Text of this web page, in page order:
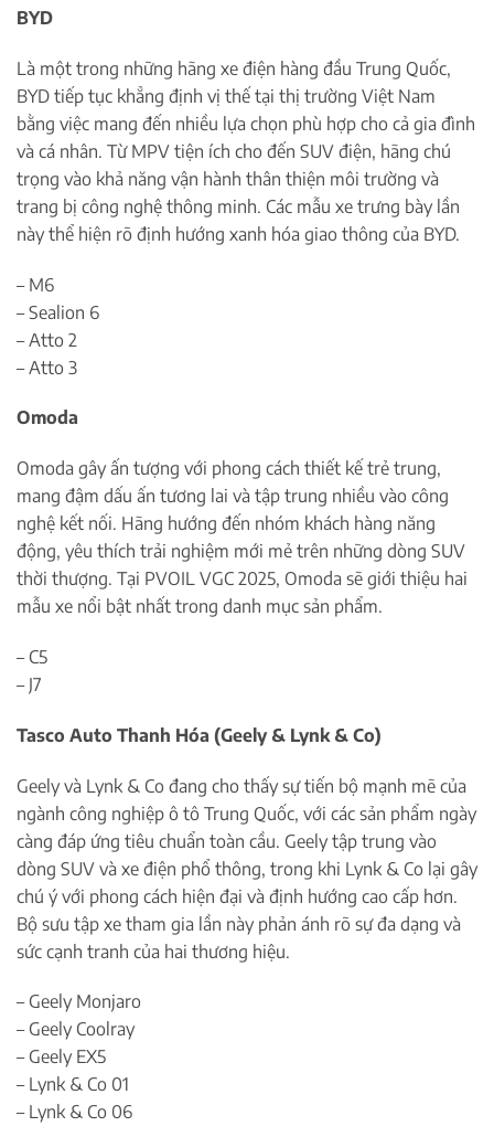
BYD
Là một trong những hãng xe điện hàng đầu Trung Quốc,
BYD tiếp tục khẳng định vị thế tại thị trường Việt Nam
bằng việc mang đến nhiều lựa chọn phù hợp cho cả gia đình
và cá nhân. Từ MPV tiện ích cho đến SUV điện, hãng chú
trọng vào khả năng vận hành thân thiện môi trường và
trang bị công nghệ thông minh. Các mẫu xe trưng bày lần
này thể hiện rõ định hướng xanh hóa giao thông của BYD.
– M6
– Sealion 6
– Atto 2
– Atto 3
Omoda
Omoda gây ấn tượng với phong cách thiết kế trẻ trung,
mang đậm dấu ấn tương lai và tập trung nhiều vào công
nghệ kết nối. Hãng hướng đến nhóm khách hàng năng
động, yêu thích trải nghiệm mới mẻ trên những dòng SUV
thời thượng. Tại PVOIL VGC 2025, Omoda sẽ giới thiệu hai
mẫu xe nổi bật nhất trong danh mục sản phẩm.
– C5
– J7
Tasco Auto Thanh Hóa (Geely & Lynk & Co)
Geely và Lynk & Co đang cho thấy sự tiến bộ mạnh mẽ của
ngành công nghiệp ô tô Trung Quốc, với các sản phẩm ngày
càng đáp ứng tiêu chuẩn toàn cầu. Geely tập trung vào
dòng SUV và xe điện phổ thông, trong khi Lynk & Co lại gây
chú ý với phong cách hiện đại và định hướng cao cấp hơn.
Bộ sưu tập xe tham gia lần này phản ánh rõ sự đa dạng và
sức cạnh tranh của hai thương hiệu.
– Geely Monjaro
– Geely Coolray
– Geely EX5
– Lynk & Co 01
– Lynk & Co 06